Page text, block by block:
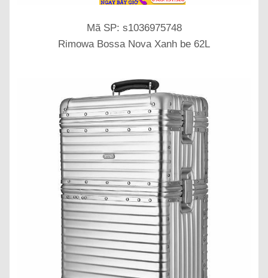
Mã SP: s1036975748
Rimowa Bossa Nova Xanh be 62L